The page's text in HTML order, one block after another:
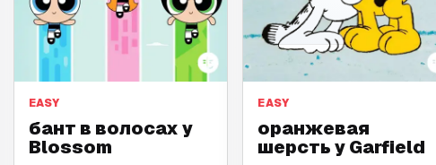
бант в волосах
EASY
бант в волосах у
Blossom
оранжевая шерсть
EASY
оранжевая
шерсть у Garfield